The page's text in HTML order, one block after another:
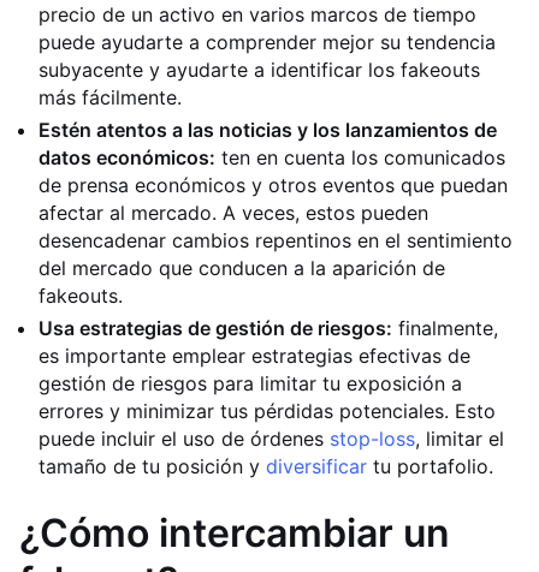
precio de un activo en varios marcos de tiempo
puede ayudarte a comprender mejor su tendencia
subyacente y ayudarte a identificar los fakeouts
más fácilmente.
Estén atentos a las noticias y los lanzamientos de
datos económicos: ten en cuenta los comunicados
de prensa económicos y otros eventos que puedan
afectar al mercado. A veces, estos pueden
desencadenar cambios repentinos en el sentimiento
del mercado que conducen a la aparición de
fakeouts.
Usa estrategias de gestión de riesgos: finalmente,
es importante emplear estrategias efectivas de
gestión de riesgos para limitar tu exposición a
errores y minimizar tus pérdidas potenciales. Esto
puede incluir el uso de órdenes stop-loss, limitar el
tamaño de tu posición y diversificar tu portafolio.
¿Cómo intercambiar un